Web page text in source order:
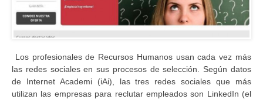
Los profesionales de Recursos Humanos usan cada vez más
las redes sociales en sus procesos de selección. Según datos
de Internet Academi (iAi), las tres redes sociales que más
utilizan las empresas para reclutar empleados son LinkedIn (el